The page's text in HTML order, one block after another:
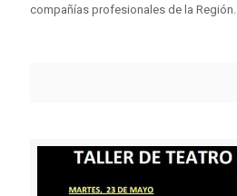
compañías profesionales de la Región.